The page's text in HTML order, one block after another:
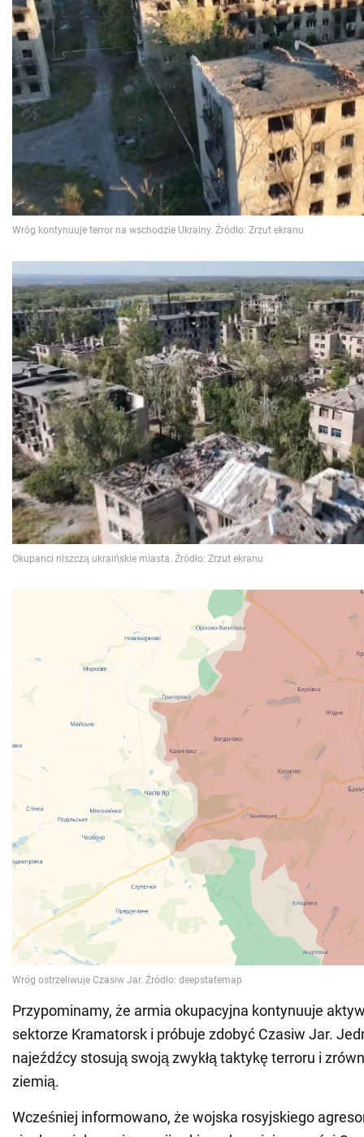
Przypominamy, że armia okupacyjna kontynuuje
sektorze Kramatorsk i próbuje zdobyć Czasiw Jar.
najeźdźcy stosują swoją zwykłą taktykę terroru i
ziemią.
Wcześniej informowano, że wojska rosyjskiego